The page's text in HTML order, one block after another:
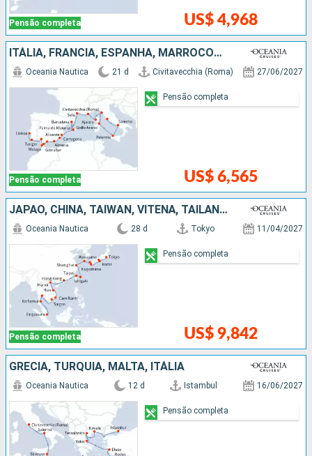
Pensão completa US$ 4,968
ITÁLIA, FRANCIA, ESPANHA, MARROCOS, PORTUGAL
Pensão completa
Oceania Nautica 21 d Civitavecchia (Roma) 27/06/2027
US$ 6,565
Pensão completa
JAPÃO, CHINA, TAIWAN, VITENÃ, TAILÃNDIA, SINGAPURA
Pensão completa
Oceania Nautica 28 d Tokyo 11/04/2027
US$ 9,842
Pensão completa
GRÉCIA, TURQUIA, MALTA, ITÁLIA
Oceania Nautica 12 d Istambul 16/06/2027
Pensão completa